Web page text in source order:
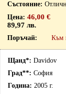
46,00 €
89,97 лв.
Към
Davidov
София
2005 г.